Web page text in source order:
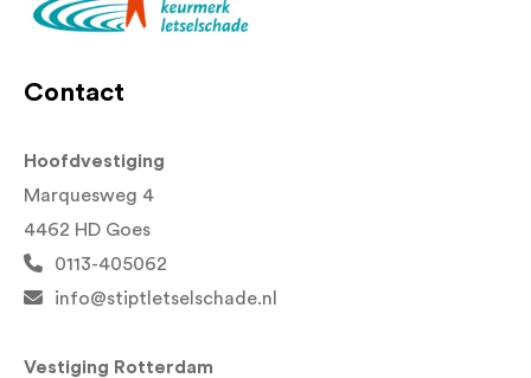
Contact
Hoofdvestiging
Marquesweg 4
4462 HD Goes
0113-405062
info@stiptletselschade.nl
Vestiging Rotterdam